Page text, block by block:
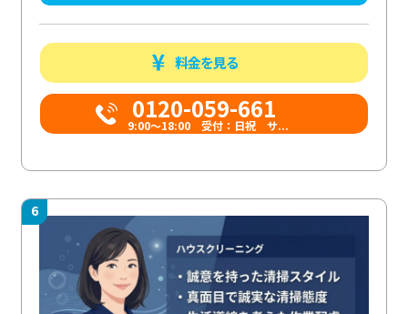
料金を見る
0120-059-661
9:00〜18:00 受付：日祝 サ...
6